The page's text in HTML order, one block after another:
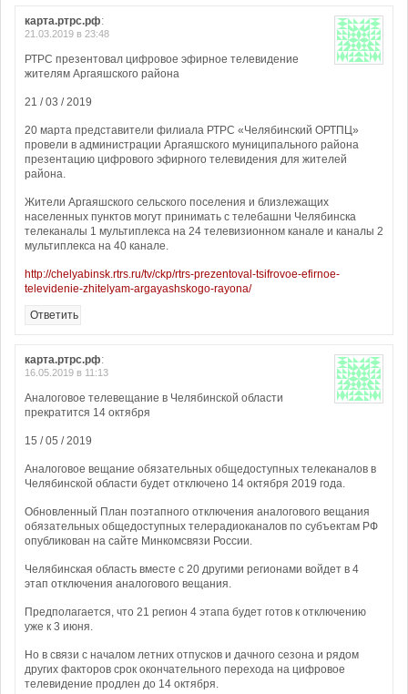
карта.ртрс.рф:
21.03.2019 в 23:48
РТРС презентовал цифровое эфирное телевидение
жителям Аргаяшского района
21 / 03 / 2019
20 марта представители филиала РТРС «Челябинский ОРТПЦ»
провели в администрации Аргаяшского муниципального района
презентацию цифрового эфирного телевидения для жителей
района.
Жители Аргаяшского сельского поселения и близлежащих
населенных пунктов могут принимать с телебашни Челябинска
телеканалы 1 мультиплекса на 24 телевизионном канале и каналы 2
мультиплекса на 40 канале.
http://chelyabinsk.rtrs.ru/tv/ckp/rtrs-prezentoval-tsifrovoe-efirnoe-
televidenie-zhitelyam-argayashskogo-rayona/
Ответить
карта.ртрс.рф:
16.05.2019 в 11:13
Аналоговое телевещание в Челябинской области
прекратится 14 октября
15 / 05 / 2019
Аналоговое вещание обязательных общедоступных телеканалов в
Челябинской области будет отключено 14 октября 2019 года.
Обновленный План поэтапного отключения аналогового вещания
обязательных общедоступных телерадиоканалов по субъектам РФ
опубликован на сайте Минкомсвязи России.
Челябинская область вместе с 20 другими регионами войдет в 4
этап отключения аналогового вещания.
Предполагается, что 21 регион 4 этапа будет готов к отключению
уже к 3 июня.
Но в связи с началом летних отпусков и дачного сезона и рядом
других факторов срок окончательного перехода на цифровое
телевидение продлен до 14 октября.